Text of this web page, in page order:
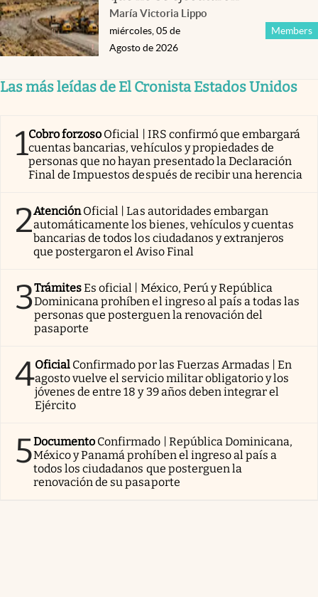
María Victoria Lippo
Members
miércoles, 05 de
Agosto de 2026
Las más leídas de El Cronista Estados Unidos
1Cobro forzoso Oficial | IRS confirmó que embargará
cuentas bancarias, vehículos y propiedades de
personas que no hayan presentado la Declaración
Final de Impuestos después de recibir una herencia
2AtenciónOficial | Las autoridades embargan
automáticamente los bienes, vehículos y cuentas
bancarias de todos los ciudadanos y extranjeros
que postergaron el Aviso Final
3TrámitesEs oficial | México, Perú y República
Dominicana prohíben el ingreso al país a todas las
personas que posterguen la renovación del
pasaporte
4Oficial Confirmado por las Fuerzas Armadas | En
agosto vuelve el servicio militar obligatorio y los
jóvenes de entre 18 y 39 años deben integrar el
Ejército
5Documento Confirmado | República Dominicana,
México y Panamá prohíben el ingreso al país a
todos los ciudadanos que posterguen la
renovación de su pasaporte